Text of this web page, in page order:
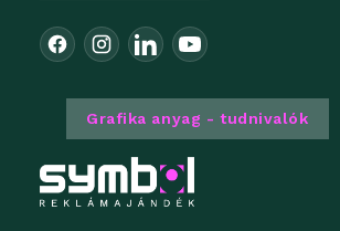
Grafika anyag - tudnivalók